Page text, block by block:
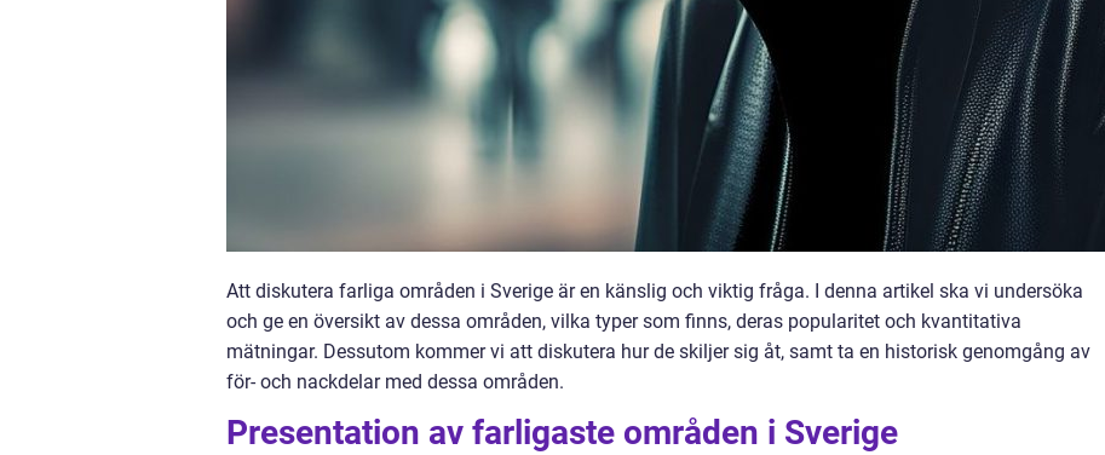
Att diskutera farliga områden i Sverige är en känslig och viktig fråga. I denna artikel ska vi undersöka
och ge en översikt av dessa områden, vilka typer som finns, deras popularitet och kvantitativa
mätningar. Dessutom kommer vi att diskutera hur de skiljer sig åt, samt ta en historisk genomgång av
för- och nackdelar med dessa områden.
Presentation av farligaste områden i Sverige